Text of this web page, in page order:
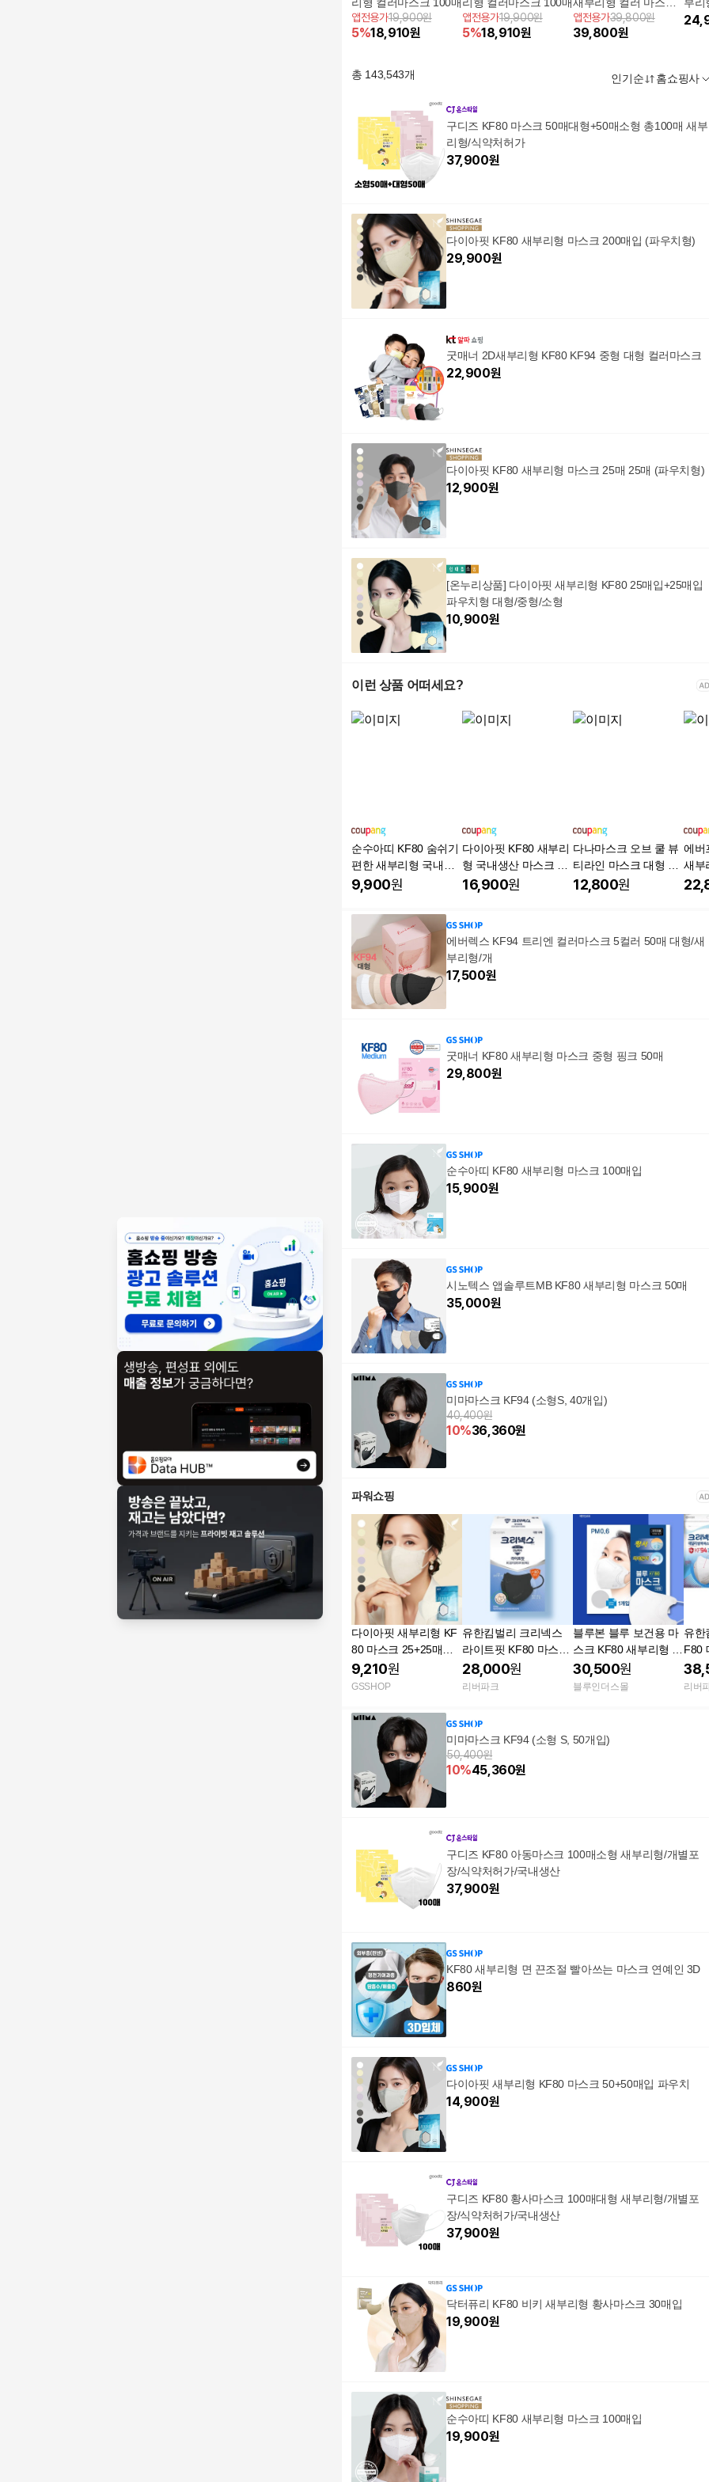
앱전용가19,900원
5%18,910원
앱전용가19,900원
5%18,910원
200장 (대형)
앱전용가39,800원
39,800원
0장(
총 143,543개 인기순 홈쇼핑사
구디즈 KF80 마스크 50매대형+50매소형 총100매 새부
리형/식약처허가
37,900원
다이아핏 KF80 새부리형 마스크 200매입 (파우치형)
29,900원
굿매너 2D새부리형 KF80 KF94 중형 대형 컬러마스크
22,900원
다이아핏 KF80 새부리형 마스크 25매 25매 (파우치형)
12,900원
[온누리상품] 다이아핏 새부리형 KF80 25매입+25매입
파우치형 대형/중형/소형
10,900원
이런 상품 어떠세요?
순수아띠 KF80 숨쉬기
편한 새부리형 국내생
산 보건용 마스크 파우
9,900원
다이아핏 KF80 새부리
형 국내생산 마스크 파
우치형
16,900원
다나마스크 오브 쿨 뷰
티라인 마스크 대형 KF
80
12,800원
에버
새부
KF80
에버렉스 KF94 트리엔 컬러마스크 5컬러 50매 대형/새
부리형/개
17,500원
굿매너 KF80 새부리형 마스크 중형 핑크 50매
29,800원
순수아띠 KF80 새부리형 마스크 100매입
15,900원
시노텍스 앱솔루트MB KF80 새부리형 마스크 50매
35,000원
미마마스크 KF94 (소형S, 40개입)
40,400원
10%36,360원
파워쇼핑
다이아핏 새부리형 KF
80 마스크 25+25매입
파우치형
9,210원
GSSHOP
유한킴벌리 크리넥스
라이트핏 KF80 마스크
40매 대형 블랙 비말차
단 귀 편한 새부리형
28,000원
리버파크
블루본 블루 보건용 마
스크 KF80 새부리형 대
형 50매
30,500원
블루인더스몰
유한
F80
매 새
리버
미마마스크 KF94 (소형 S, 50개입)
50,400원
10%45,360원
구디즈 KF80 아동마스크 100매소형 새부리형/개별포
장/식약처허가/국내생산
37,900원
KF80 새부리형 면 끈조절 빨아쓰는 마스크 연예인 3D
860원
다이아핏 새부리형 KF80 마스크 50+50매입 파우치
14,900원
구디즈 KF80 황사마스크 100매대형 새부리형/개별포
장/식약처허가/국내생산
37,900원
닥터퓨리 KF80 비키 새부리형 황사마스크 30매입
19,900원
순수아띠 KF80 새부리형 마스크 100매입
19,900원